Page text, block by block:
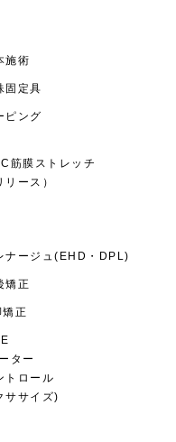
施術
固定具
ピング
筋膜ストレッチ
リース）
ナージュ(EHD・DPL)
矯正
正
ター
トロール
ササイズ)